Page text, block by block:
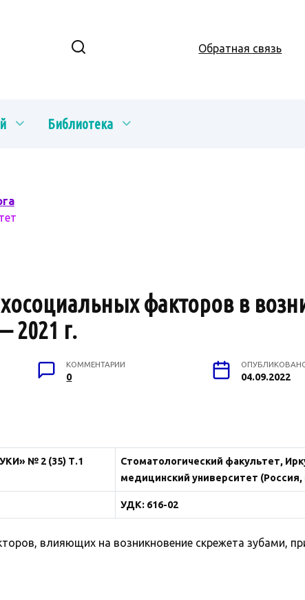
Обратная связь
Библиотека
факторов в
2021 г.
КОММЕНТАРИИ
0 04.09.2022
№ 2 (35) Т.1
Стоматологический факультет,
медицинский университет (Россия,
УДК: 616-02
влияющих на возникновение скрежета зубами,